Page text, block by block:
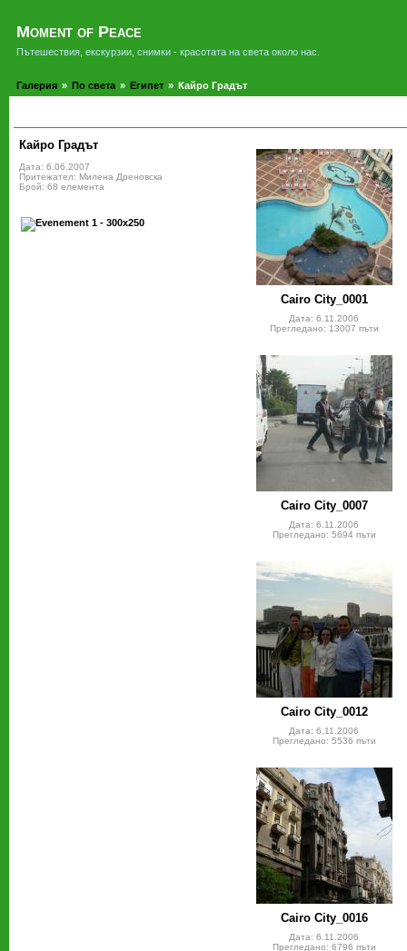
Moment of Peace
Пътешествия, екскурзии, снимки - красотата на света около нас.
Галерия » По света » Египет » Кайро Градът
Кайро Градът
Дата: 6.06.2007
Притежател: Милена Дреновска
Брой: 68 елемента
Cairo City_0001
Дата: 6.11.2006
Прегледано: 13007 пъти
Cairo City_0007
Дата: 6.11.2006
Прегледано: 5694 пъти
Cairo City_0012
Дата: 6.11.2006
Прегледано: 5536 пъти
Cairo City_0016
Дата: 6.11.2006
Прегледано: 6796 пъти